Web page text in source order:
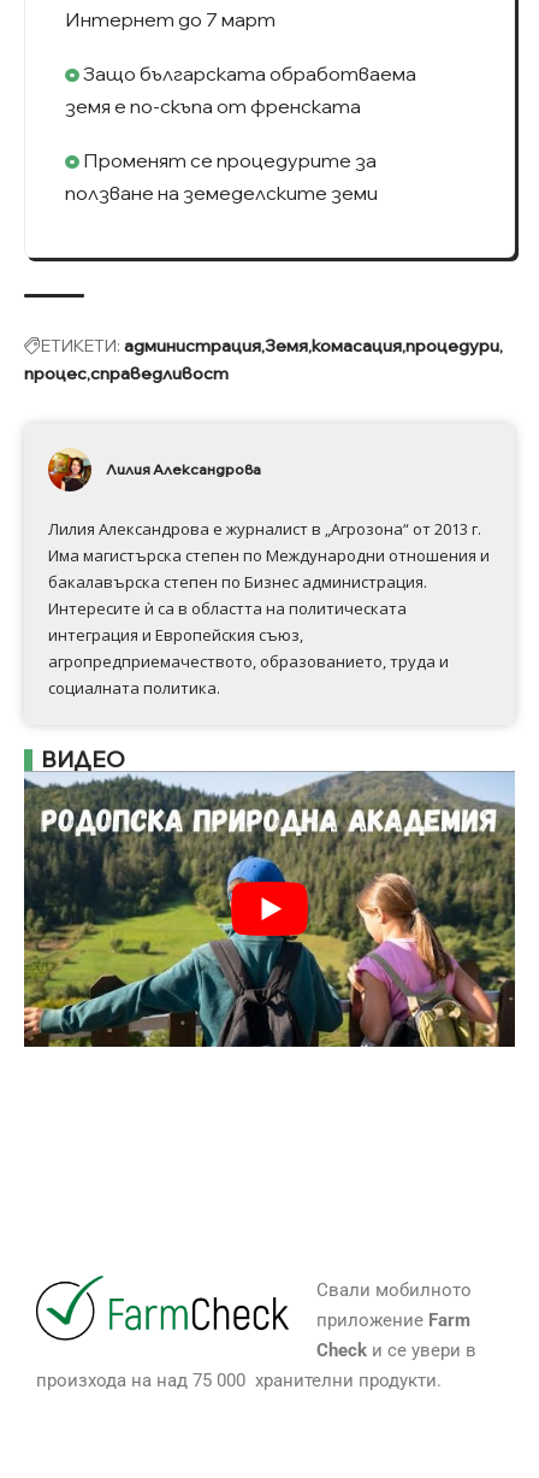
Интернет до 7 март
Защо българската обработваема
земя е по-скъпа от френската
Променят се процедурите за
ползване на земеделските земи
ЕТИКЕТИ: администрацияЗемякомасацияпроцедури
процессправедливост
Лилия Александрова
Лилия Александрова е журналист в „Агрозона“ от 2013 г.
Има магистърска степен по Международни отношения и
бакалавърска степен по Бизнес администрация.
Интересите ѝ са в областта на политическата
интеграция и Европейския съюз,
агропредприемачеството, образованието, труда и
социалната политика.
ВИДЕО
Свали мобилното
приложение Farm
Checkи се увери в
произхода на над 75 000 хранителни продукти.